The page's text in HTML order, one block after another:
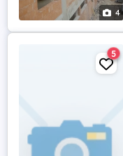
4
5